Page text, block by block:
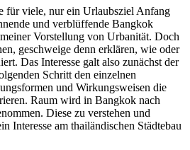
für viele, nur ein Urlaubsziel Anfang
und verblüffende Bangkok
Vorstellung von Urbanität. Doch
geschweige denn erklären, wie oder
Das Interesse galt also zunächst der
Schritt den einzelnen
und Wirkungsweisen die
Raum wird in Bangkok nach
Diese zu verstehen und
Interesse am thailändischen Städtebau